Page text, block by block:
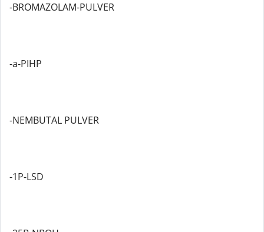
-BROMAZOLAM-PULVER
-a-PIHP
-NEMBUTAL PULVER
-1P-LSD